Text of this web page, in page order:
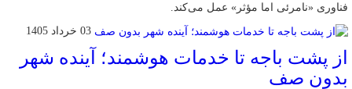
فناوری «نامرئی اما مؤثر» عمل می‌کند.
03 خرداد 1405
از پشت باجه تا خدمات هوشمند؛ آینده شهر
بدون صف